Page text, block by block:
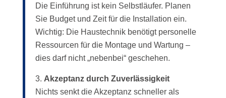
Die Einführung ist kein Selbstläufer. Planen
Sie Budget und Zeit für die Installation ein.
Wichtig: Die Haustechnik benötigt personelle
Ressourcen für die Montage und Wartung –
dies darf nicht „nebenbei“ geschehen.
Akzeptanz durch Zuverlässigkeit
Nichts senkt die Akzeptanz schneller als